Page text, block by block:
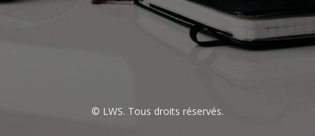
© LWS. Tous droits réservés.